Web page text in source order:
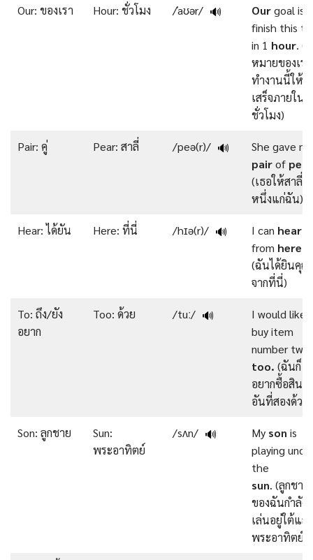
Our: ของเรา Hour: ชั่วโมง /ˈaʊər/ 🔊 Ourgoal is
finish this
in 1 hour. (
หมายของเร
ทำงานนี้ให้
เสร็จภายใน 1
ชั่วโมง)
Pair: คู่ Pear: สาลี่ /peə(r)/ 🔊
She gave
pairof
(เธอให้สาลี่คู่
หนึ่งแก่ฉัน)
Hear: ได้ยัน Here: ที่นี่ /hɪə(r)/ 🔊 I can hear
from here
(ฉันได้ยินคุณ
จากที่นี่)
To: ถึง/ยัง
อยาก
Too: ด้วย /tuː/ 🔊 I would like
buy item
number two,
too. (ฉันก็
อยากซื้อสินค้
อันที่สองด้วย)
Son: ลูกชาย
Sun:
พระอาทิตย์
/sʌn/ 🔊 My son is
playing
the
sun. (ลูกชาย
ของฉันกำลัง
เล่นอยู่ใต้แสง
พระอาทิตย์)